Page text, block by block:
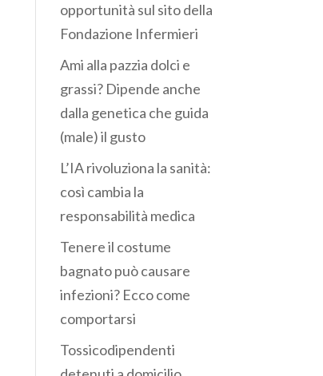
opportunità sul sito della
Fondazione Infermieri
Ami alla pazzia dolci e
grassi? Dipende anche
dalla genetica che guida
(male) il gusto
L’IA rivoluziona la sanità:
così cambia la
responsabilità medica
Tenere il costume
bagnato può causare
infezioni? Ecco come
comportarsi
Tossicodipendenti